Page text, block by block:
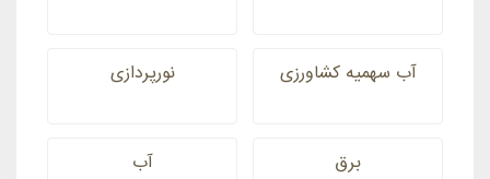
نورپردازی آب سهمیه کشاورزی
آب برق